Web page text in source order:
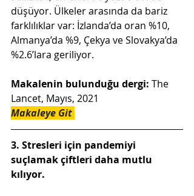
düşüyor. Ülkeler arasında da bariz
farklılıklar var: İzlanda’da oran %10,
Almanya’da %9, Çekya ve Slovakya’da
%2.6’lara geriliyor.
Makalenin bulunduğu dergi: The
Lancet, Mayıs, 2021
Makaleye Git
3. Stresleri için pandemiyi
suçlamak çiftleri daha mutlu
kılıyor.